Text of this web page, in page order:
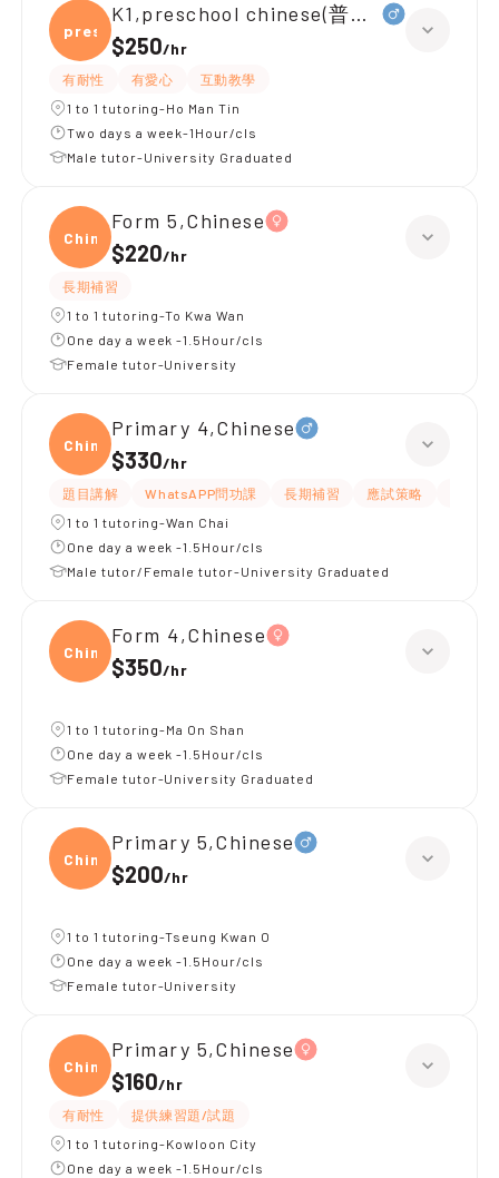
presc
K1,preschool chinese(普通話)
$250/hr
有耐性 有愛心
互動教學
1 to 1 tutoring-Ho Man Tin
Two days a week-1Hour/cls
Male tutor-University Graduated
Chine
Form 5,Chinese
$220/hr
長期補習
1 to 1 tutoring-To Kwa Wan
One day a week -1.5Hour/cls
Female tutor-University
Chine
Primary 4,Chinese
$330/hr
題目講解 WhatsAPP問功課 長期補習 應試策略
1 to 1 tutoring-Wan Chai
One day a week -1.5Hour/cls
Male tutor/Female tutor-University Graduated
Chine
Form 4,Chinese
$350/hr
1 to 1 tutoring-Ma On Shan
One day a week -1.5Hour/cls
Female tutor-University Graduated
Chine
Primary 5,Chinese
$200/hr
1 to 1 tutoring-Tseung Kwan O
One day a week -1.5Hour/cls
Female tutor-University
Chine
Primary 5,Chinese
$160/hr
有耐性
提供練習題/試題
1 to 1 tutoring-Kowloon City
One day a week -1.5Hour/cls